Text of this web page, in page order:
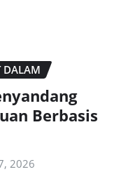
DALAM
Berbasis
2026